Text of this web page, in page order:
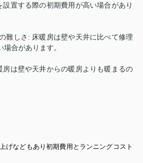
設置する際の初期費用が高い場合があり
難しさ : 床暖房は壁や天井に比べて修理
合があります。
房は壁や天井からの暖房よりも暖まるの
げなどもあり初期費用とランニングコスト